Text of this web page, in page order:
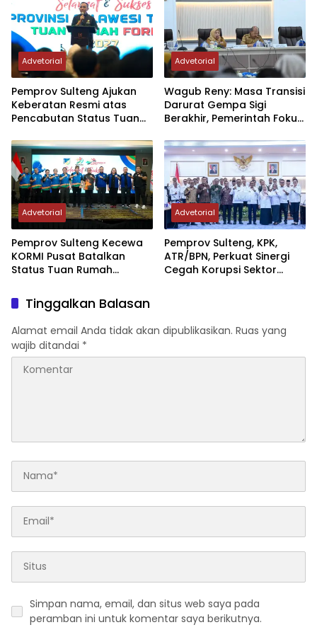
Advetorial
Pemprov Sulteng Ajukan
Keberatan Resmi atas
Pencabutan Status Tuan
2027
Advetorial
Wagub Reny: Masa Transisi
Darurat Gempa Sigi
Berakhir, Pemerintah Fokus
Advetorial
Pemprov Sulteng Kecewa
KORMI Pusat Batalkan
Status Tuan Rumah
Keputusan Sepihak dan
Tanpa Koordinasi
Advetorial
Pemprov Sulteng, KPK,
ATR/BPN, Perkuat Sinergi
Cegah Korupsi Sektor
Tinggalkan Balasan
Alamat email Anda tidak akan dipublikasikan. Ruas yang
wajib ditandai *
Simpan nama, email, dan situs web saya pada
peramban ini untuk komentar saya berikutnya.